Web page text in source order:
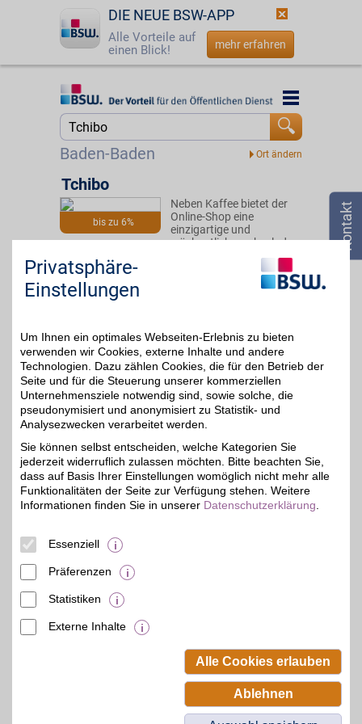
DIE NEUE BSW-APP
Alle Vorteile auf
einen Blick!
mehr erfahren
Startseite
Login
☎ 0800 - 279 25 82
Baden-Baden
Startseite
bis zu 6%
Tchibo
Neben Kaffee bietet der
Online-Shop eine
einzigartige und
wöchentlich wechselnde
Einkaufswelt aus Mode,
Schmuck, Wohnen u. v.
m. stets abgestimmt auf
Zum Partnerprofil
4%
BestChoice home&living Gutschein
Zuhause, so wie Sie es
Dekorieren und Einrichten
ganz nach Ihrem
Geschmack mit einer
großen Auswahl an
starken Marken. Ideal, um
den eigenen vier Wänden
Beamten-Selbsthilfewerk GmbH.
Privatsphäre-
Einstellungen
Um Ihnen ein optimales Webseiten-Erlebnis zu bieten
verwenden wir Cookies, externe Inhalte und andere
Technologien. Dazu zählen Cookies, die für den Betrieb der
Seite und für die Steuerung unserer kommerziellen
Unternehmensziele notwendig sind, sowie solche, die
pseudonymisiert und anonymisiert zu Statistik- und
Analysezwecken verarbeitet werden.
Sie können selbst entscheiden, welche Kategorien Sie
jederzeit widerruflich zulassen möchten. Bitte beachten Sie,
dass auf Basis Ihrer Einstellungen womöglich nicht mehr alle
Funktionalitäten der Seite zur Verfügung stehen. Weitere
Informationen finden Sie in unserer Datenschutzerklärung
Essenziell
Präferenzen
Statistiken
Externe Inhalte
Alle Cookies erlauben
Ablehnen